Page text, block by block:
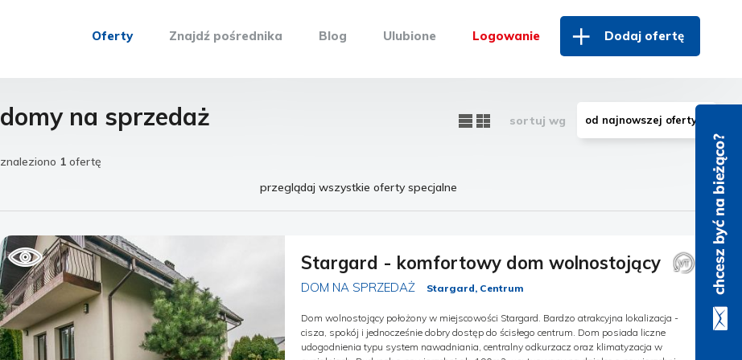
Oferty Znajdź pośrednika Blog Ulubione Logowanie Dodaj ofertę
domy na sprzedaż sortuj wg
znaleziono 1 ofertę
przeglądaj wszystkie oferty specjalne
Stargard - komfortowy dom wolnostojący
DOM NA SPRZEDAŻ Stargard, Centrum
Dom wolnostojący położony w miejscowości Stargard. Bardzo atrakcyjna lokalizacja -
cisza, spokój i jednocześnie dobry dostęp do ścisłego centrum. Dom posiada liczne
udogodnienia typu system nawadniania, centralny odkurzacz oraz klimatyzacja w